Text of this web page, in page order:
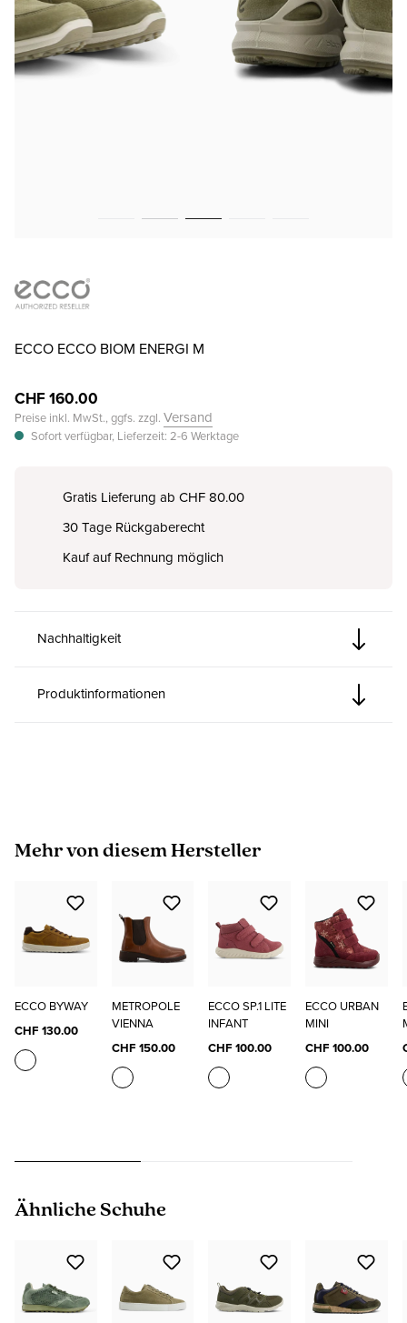
ECCO ECCO BIOM ENERGI M
CHF 160.00
Preise inkl. MwSt., ggfs. zzgl. Versand
Sofort verfügbar, Lieferzeit: 2-6 Werktage
Gratis Lieferung ab CHF 80.00
30 Tage Rückgaberecht
Kauf auf Rechnung möglich
Nachhaltigkeit
Produktinformationen
Produktgalerie überspringen
Mehr von diesem Hersteller
ECCO BYWAY
CHF 130.00
METROPOLE
VIENNA
CHF 150.00
ECCO SP.1 LITE
INFANT
CHF 100.00
ECCO URBAN
MINI
CHF 100.00
Produktgalerie überspringen
Ähnliche Schuhe